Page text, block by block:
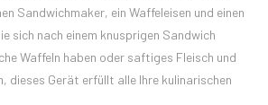
Sandwichmaker, ein Waffeleisen und einen
sich nach einem knusprigen Sandwich
Waffeln haben oder saftiges Fleisch und
dieses Gerät erfüllt alle Ihre kulinarischen